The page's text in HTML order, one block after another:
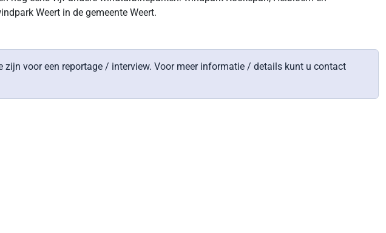
Weert in de gemeente Weert.
voor een reportage / interview. Voor meer informatie / details kunt u contact